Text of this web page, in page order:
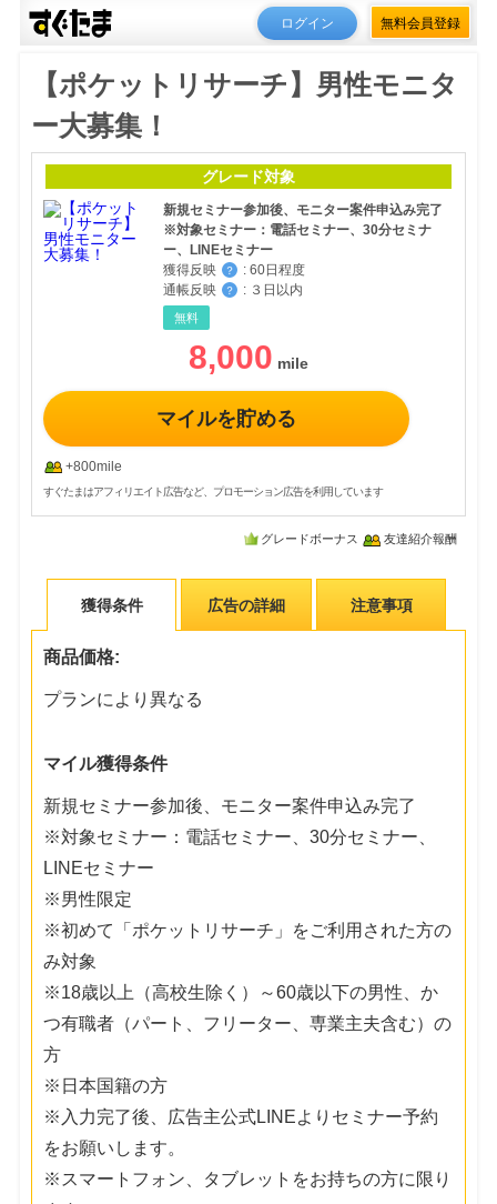
ログイン 無料会員登録
【ポケットリサーチ】男性モニタ
ー大募集！
グレード対象
新規セミナー参加後、モニター案件申込み完了
※対象セミナー：電話セミナー、30分セミナ
ー、LINEセミナー
獲得反映
？ : 60日程度
通帳反映
？ : ３日以内
無料
8,000
マイルを貯める
+800mile
すぐたまはアフィリエイト広告など、プロモーション広告を利用しています
グレードボーナス 友達紹介報酬
獲得条件 広告の詳細 注意事項
商品価格:
プランにより異なる
マイル獲得条件
新規セミナー参加後、モニター案件申込み完了
※対象セミナー：電話セミナー、30分セミナー、
LINEセミナー
※男性限定
※初めて「ポケットリサーチ」をご利用された方の
み対象
※18歳以上（高校生除く）～60歳以下の男性、か
つ有職者（パート、フリーター、専業主夫含む）の
方
※日本国籍の方
※入力完了後、広告主公式LINEよりセミナー予約
をお願いします。
※スマートフォン、タブレットをお持ちの方に限り